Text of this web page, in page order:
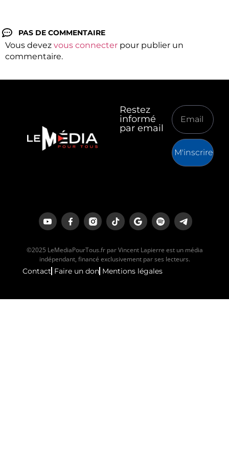
PAS DE COMMENTAIRE
Vous devez vous connecter pour publier un
commentaire.
Restez
informé
par email
M'inscrire
©2025 LeMediaPourTous.fr par Vincent Lapierre est un média
indépendant, financé exclusivement par ses lecteurs.
Contact Faire un don Mentions légales